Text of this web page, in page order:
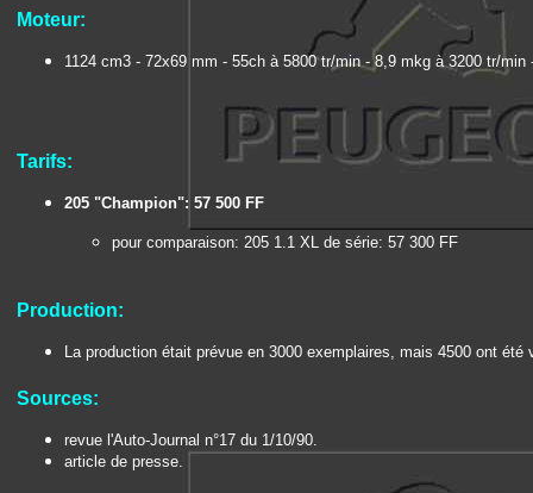
Moteur:
1124 cm3 - 72x69 mm - 55ch à 5800 tr/min - 8,9 mkg à 3200 tr/
Tarifs:
205 "Champion": 57 500 FF
pour comparaison: 205 1.1 XL de série: 57 300 FF
Production:
La production était prévue en 3000 exemplaires, mais 4500 ont été
Sources:
revue l'Auto-Journal n°17 du 1/10/90.
article de presse.